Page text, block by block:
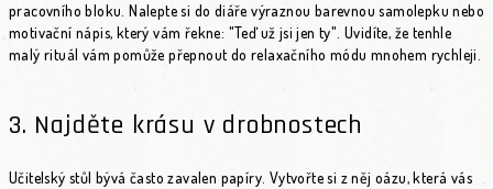
pracovního bloku. Nalepte si do diáře výraznou barevnou samolepku nebo
motivační nápis, který vám řekne: "Teď už jsi jen ty" . Uvidíte, že tenhle
malý rituál vám pomůže přepnout do relaxačního módu mnohem rychleji.
3. Najděte krásu v drobnostech
Učitelský stůl bývá často zavalen papíry. Vytvořte si z něj oázu, která vás